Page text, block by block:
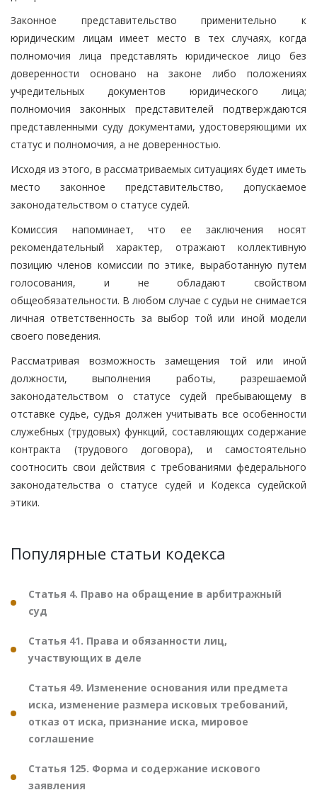
Законное представительство применительно к
юридическим лицам имеет место в тех случаях, когда
полномочия лица представлять юридическое лицо без
доверенности основано на законе либо положениях
учредительных документов юридического лица;
полномочия законных представителей подтверждаются
представленными суду документами, удостоверяющими их
статус и полномочия, а не доверенностью.
Исходя из этого, в рассматриваемых ситуациях будет иметь
место законное представительство, допускаемое
законодательством о статусе судей.
Комиссия напоминает, что ее заключения носят
рекомендательный характер, отражают коллективную
позицию членов комиссии по этике, выработанную путем
голосования, и не обладают свойством
общеобязательности. В любом случае с судьи не снимается
личная ответственность за выбор той или иной модели
своего поведения.
Рассматривая возможность замещения той или иной
должности, выполнения работы, разрешаемой
законодательством о статусе судей пребывающему в
отставке судье, судья должен учитывать все особенности
служебных (трудовых) функций, составляющих содержание
контракта (трудового договора), и самостоятельно
соотносить свои действия с требованиями федерального
законодательства о статусе судей и Кодекса судейской
этики.
Популярные статьи кодекса
Статья 4. Право на обращение в арбитражный
суд
Статья 41. Права и обязанности лиц,
участвующих в деле
Статья 49. Изменение основания или предмета
иска, изменение размера исковых требований,
отказ от иска, признание иска, мировое
соглашение
Статья 125. Форма и содержание искового
заявления